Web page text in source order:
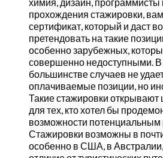
прохождения стажировки,
сертификат, который и даст
претендовать на такие
особенно зарубежных,
совершенно недоступными. В
большинстве случаев не
оплачиваемые позиции, но
Такие стажировки
для тех, кто хотел бы
возможности потенциальным
Стажировки возможны в
особенно в США, в